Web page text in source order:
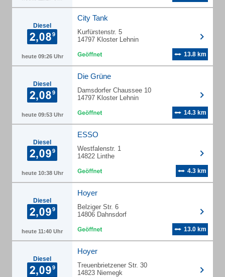
Diesel
heute 09:26 Uhr
City Tank
Kurfürstenstr. 5
14797 Kloster Lehnin
13.8 km
Diesel
heute 09:53 Uhr
Die Grüne
Damsdorfer Chaussee 10
14797 Kloster Lehnin
14.3 km
Diesel
heute 10:38 Uhr
ESSO
Westfalenstr. 1
14822 Linthe
4.3 km
Diesel
heute 11:40 Uhr
Hoyer
Belziger Str. 6
14806 Dahnsdorf
13.0 km
Diesel
Hoyer
Treuenbrietzener Str. 30
14823 Niemegk